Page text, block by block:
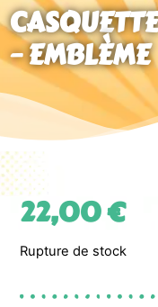
– EMBLÈME
22,00€
Rupture de stock